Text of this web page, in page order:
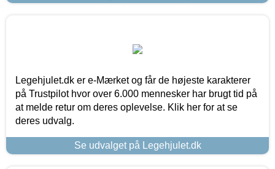
Legehjulet.dk er e-Mærket og får de højeste karakterer
på Trustpilot hvor over 6.000 mennesker har brugt tid på
at melde retur om deres oplevelse. Klik her for at se
deres udvalg.
Se udvalget på Legehjulet.dk